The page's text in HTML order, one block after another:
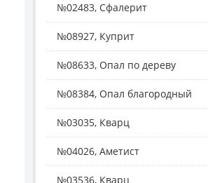
№02483, Сфалерит
№08927, Куприт
№08633, Опал по дереву
№08384, Опал благородный
№03035, Кварц
№04026, Аметист
№03536, Кварц